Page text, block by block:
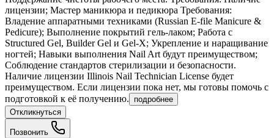
лицензии; Мастер маникюра и педикюра Требования:
Владение аппаратными техниками (Russian E-file Manicure &
Pedicure); Выполнение покрытий гель-лаком; Работа с
Structured Gel, Builder Gel и Gel-X; Укрепление и наращивание
ногтей; Навыки выполнения Nail Art будут преимуществом;
Соблюдение стандартов стерилизации и безопасности.
Наличие лицензии Illinois Nail Technician License будет
преимуществом. Если лицензии пока нет, мы готовы помочь с
подготовкой к её получению.
подробнее
Откликнуться
Позвонить